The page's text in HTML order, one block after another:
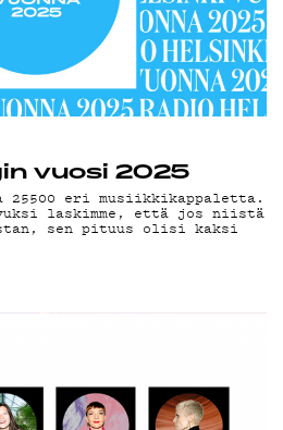
vuosi 2025
25500 eri musiikkikappaletta.
laskimme, että jos niistä
sen pituus olisi kaksi